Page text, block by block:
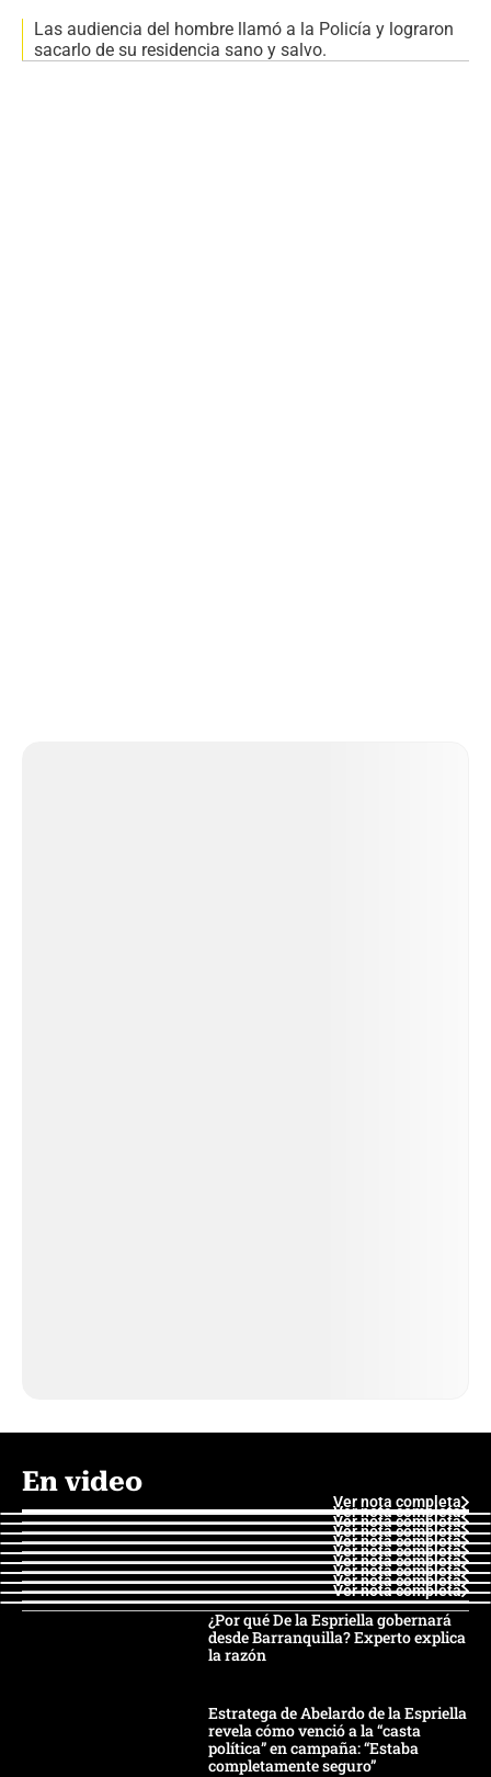
Las audiencia del hombre llamó a la Policía y lograron
sacarlo de su residencia sano y salvo.
En video
Ver nota completa
Ver nota completa
Ver nota completa
Ver nota completa
Ver nota completa
Ver nota completa
Ver nota completa
Ver nota completa
Ver nota completa
Ver nota completa
¿Por qué De la Espriella gobernará
desde Barranquilla? Experto explica
la razón
Estratega de Abelardo de la Espriella
revela cómo venció a la “casta
política” en campaña: “Estaba
completamente seguro”